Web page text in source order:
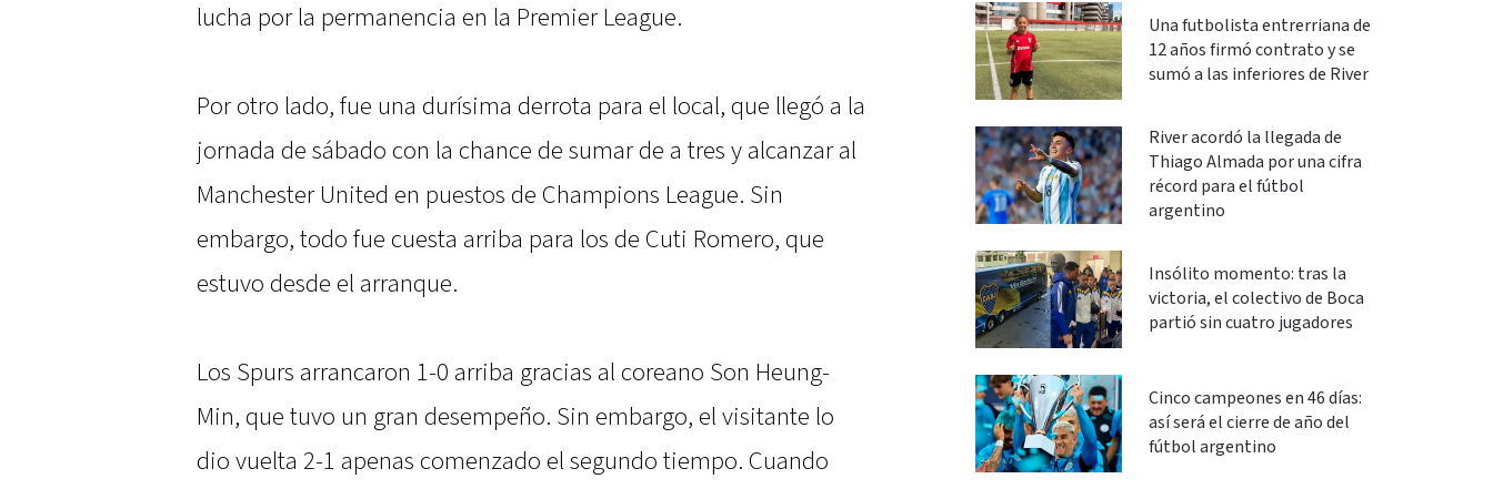
lucha por la permanencia en la Premier League.
Por otro lado, fue una durísima derrota para el local, que llegó a la
jornada de sábado con la chance de sumar de a tres y alcanzar al
Manchester United en puestos de Champions League. Sin
embargo, todo fue cuesta arriba para los de Cuti Romero, que
estuvo desde el arranque.
Los Spurs arrancaron 1-0 arriba gracias al coreano Son Heung-
Min, que tuvo un gran desempeño. Sin embargo, el visitante lo
dio vuelta 2-1 apenas comenzado el segundo tiempo. Cuando
Una futbolista entrerriana de
12 años firmó contrato y se
sumó a las inferiores de River
River acordó la llegada de
Thiago Almada por una cifra
récord para el fútbol
argentino
Insólito momento: tras la
victoria, el colectivo de Boca
partió sin cuatro jugadores
Cinco campeones en 46 días:
así será el cierre de año del
fútbol argentino